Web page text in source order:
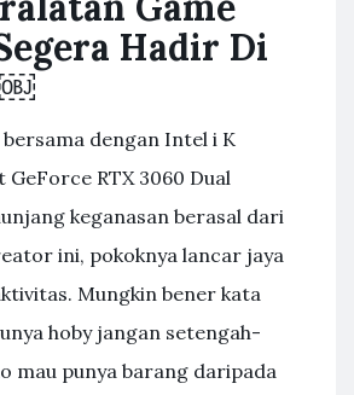
Hadir Di
dengan Intel i K
GeForce RTX 3060 Dual
keganasan berasal dari
ini, pokoknya lancar jaya
Mungkin bener kata
hoby jangan setengah-
mau punya barang daripada